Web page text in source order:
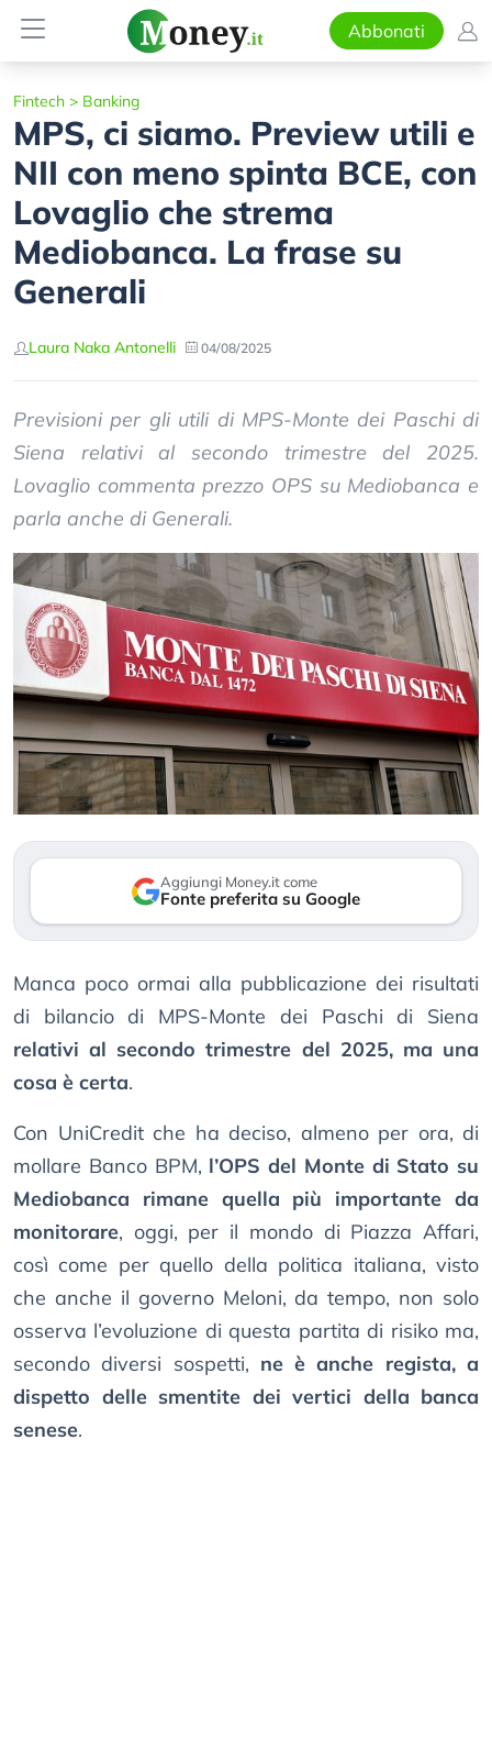
Abbonati
Fintech > Banking
MPS, ci siamo. Preview utili e
NII con meno spinta BCE, con
Lovaglio che strema
Mediobanca. La frase su
Generali
Laura Naka Antonelli 04/08/2025
Previsioni per gli utili di MPS-Monte dei Paschi di
Siena relativi al secondo trimestre del 2025.
Lovaglio commenta prezzo OPS su Mediobanca e
parla anche di Generali.
Aggiungi Money.it come
Fonte preferita su Google
Manca poco ormai alla pubblicazione dei risultati
di bilancio di MPS-Monte dei Paschi di Siena
relativi al secondo trimestre del 2025, ma una
cosa è certa.
Con UniCredit che ha deciso, almeno per ora, di
mollare Banco BPM, l’OPS del Monte di Stato su
Mediobanca rimane quella più importante da
monitorare, oggi, per il mondo di Piazza Affari,
così come per quello della politica italiana, visto
che anche il governo Meloni, da tempo, non solo
osserva l’evoluzione di questa partita di risiko ma,
secondo diversi sospetti, ne è anche regista, a
dispetto delle smentite dei vertici della banca
senese.